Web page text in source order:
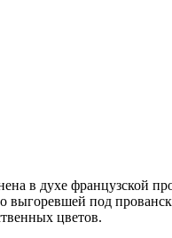
в духе французской
выгоревшей под
цветов.